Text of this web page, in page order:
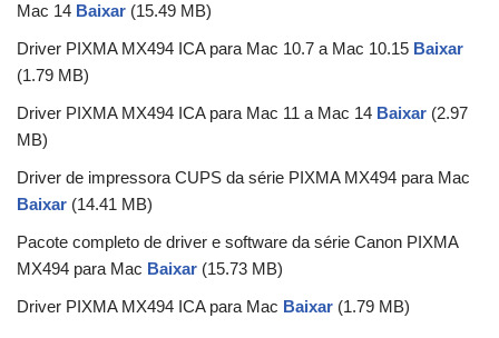
Mac 14 Baixar (15.49 MB)
Driver PIXMA MX494 ICA para Mac 10.7 a Mac 10.15 Baixar
(1.79 MB)
Driver PIXMA MX494 ICA para Mac 11 a Mac 14 Baixar (2.97
MB)
Driver de impressora CUPS da série PIXMA MX494 para Mac
Baixar (14.41 MB)
Pacote completo de driver e software da série Canon PIXMA
MX494 para Mac Baixar (15.73 MB)
Driver PIXMA MX494 ICA para Mac Baixar (1.79 MB)